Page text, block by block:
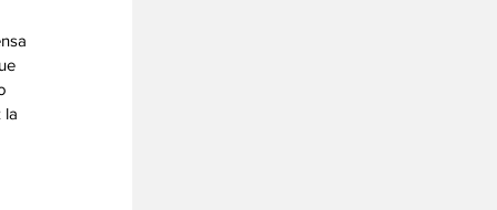
la